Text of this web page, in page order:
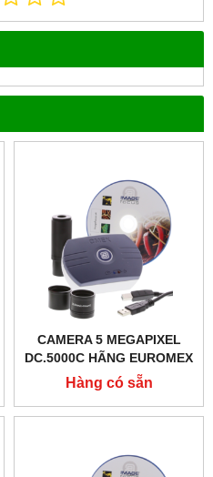
CAMERA 5 MEGAPIXEL
DC.5000C HÃNG EUROMEX
- HÀ LAN
Hàng có sẵn